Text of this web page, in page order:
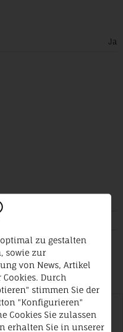
Ja
Colterenzio
8
zu gestalten
sowie zur
von News, Artikel
Durch
stimmen Sie der
"Konfigurieren"
Cookies Sie zulassen
erhalten Sie in unserer